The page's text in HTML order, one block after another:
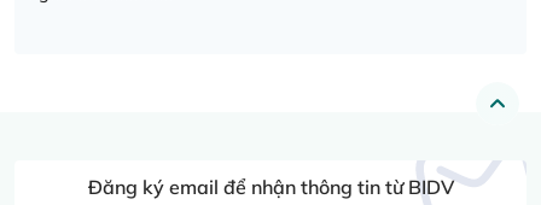
Đăng ký email để nhận thông tin từ BIDV